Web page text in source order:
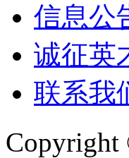
信息公
诚征英
联系我
Copyright